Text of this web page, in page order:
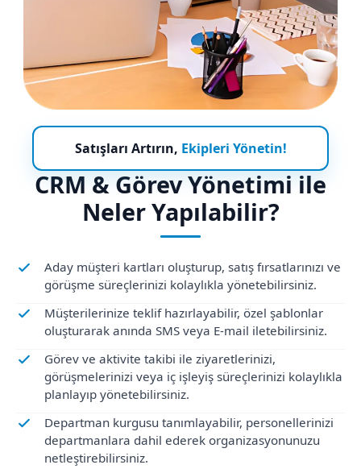
Satışları Artırın, Ekipleri Yönetin!
CRM & Görev Yönetimi ile
Neler Yapılabilir?
Aday müşteri kartları oluşturup, satış fırsatlarınızı ve
görüşme süreçlerinizi kolaylıkla yönetebilirsiniz.
Müşterilerinize teklif hazırlayabilir, özel şablonlar
oluşturarak anında SMS veya E-mail iletebilirsiniz.
Görev ve aktivite takibi ile ziyaretlerinizi,
görüşmelerinizi veya iç işleyiş süreçlerinizi kolaylıkla
planlayıp yönetebilirsiniz.
Departman kurgusu tanımlayabilir, personellerinizi
departmanlara dahil ederek organizasyonunuzu
netleştirebilirsiniz.